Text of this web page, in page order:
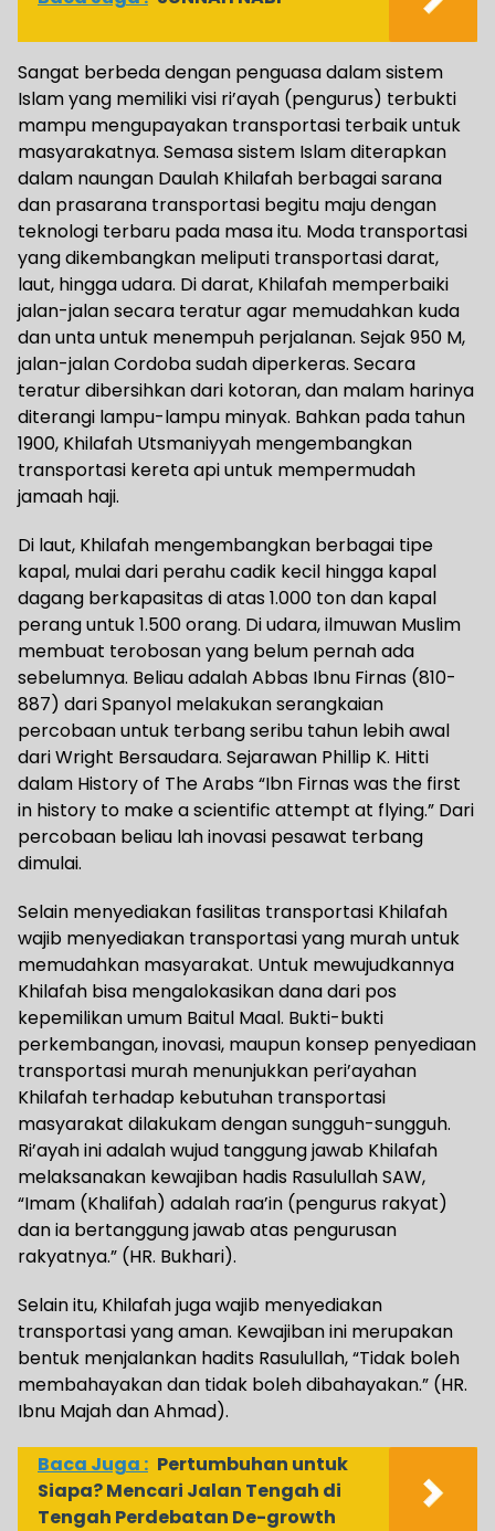
Sangat berbeda dengan penguasa dalam sistem
Islam yang memiliki visi ri’ayah (pengurus) terbukti
mampu mengupayakan transportasi terbaik untuk
masyarakatnya. Semasa sistem Islam diterapkan
dalam naungan Daulah Khilafah berbagai sarana
dan prasarana transportasi begitu maju dengan
teknologi terbaru pada masa itu. Moda transportasi
yang dikembangkan meliputi transportasi darat,
laut, hingga udara. Di darat, Khilafah memperbaiki
jalan-jalan secara teratur agar memudahkan kuda
dan unta untuk menempuh perjalanan. Sejak 950 M,
jalan-jalan Cordoba sudah diperkeras. Secara
teratur dibersihkan dari kotoran, dan malam harinya
diterangi lampu-lampu minyak. Bahkan pada tahun
1900, Khilafah Utsmaniyyah mengembangkan
transportasi kereta api untuk mempermudah
jamaah haji.
Di laut, Khilafah mengembangkan berbagai tipe
kapal, mulai dari perahu cadik kecil hingga kapal
dagang berkapasitas di atas 1.000 ton dan kapal
perang untuk 1.500 orang. Di udara, ilmuwan Muslim
membuat terobosan yang belum pernah ada
sebelumnya. Beliau adalah Abbas Ibnu Firnas (810-
887) dari Spanyol melakukan serangkaian
percobaan untuk terbang seribu tahun lebih awal
dari Wright Bersaudara. Sejarawan Phillip K. Hitti
dalam History of The Arabs “Ibn Firnas was the first
in history to make a scientific attempt at flying.” Dari
percobaan beliau lah inovasi pesawat terbang
dimulai.
Selain menyediakan fasilitas transportasi Khilafah
wajib menyediakan transportasi yang murah untuk
memudahkan masyarakat. Untuk mewujudkannya
Khilafah bisa mengalokasikan dana dari pos
kepemilikan umum Baitul Maal. Bukti-bukti
perkembangan, inovasi, maupun konsep penyediaan
transportasi murah menunjukkan peri’ayahan
Khilafah terhadap kebutuhan transportasi
masyarakat dilakukam dengan sungguh-sungguh.
Ri’ayah ini adalah wujud tanggung jawab Khilafah
melaksanakan kewajiban hadis Rasulullah SAW,
“Imam (Khalifah) adalah raa’in (pengurus rakyat)
dan ia bertanggung jawab atas pengurusan
rakyatnya.” (HR. Bukhari).
Selain itu, Khilafah juga wajib menyediakan
transportasi yang aman. Kewajiban ini merupakan
bentuk menjalankan hadits Rasulullah, “Tidak boleh
membahayakan dan tidak boleh dibahayakan.” (HR.
Ibnu Majah dan Ahmad).
Baca Juga : Pertumbuhan untuk
Siapa? Mencari Jalan Tengah di
Tengah Perdebatan De-growth